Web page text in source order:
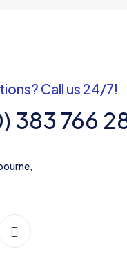
Call us 24/7!
383 766